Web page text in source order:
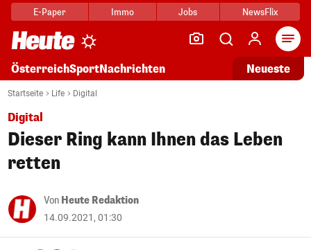
E-Paper Immo Jobs NewsFlix
ÖsterreichSportNachrichten Neueste
Startseite Life Digital
Digital
Dieser Ring kann Ihnen das Leben
retten
Von Heute Redaktion
14.09.2021, 01:30